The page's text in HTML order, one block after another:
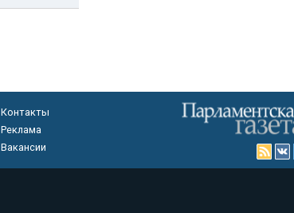
Контакты
Реклама
Вакансии